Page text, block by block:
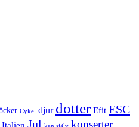
Cykel djur dotter Efit ESC
Italien Jul